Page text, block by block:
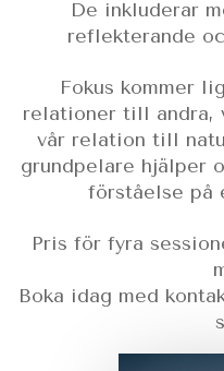
De inkluderar
reflekterande
Fokus kommer
relationer till andra,
vår relation till
grundpelare hjälper
förståelse på
Pris för fyra
Boka idag med